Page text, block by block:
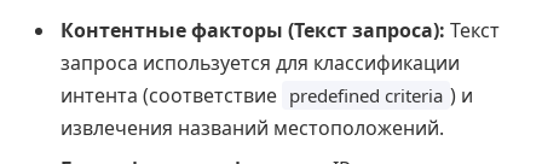
Контентные факторы (Текст запроса): Текст
запроса используется для классификации
интента (соответствие predefined criteria ) и
извлечения названий местоположений.